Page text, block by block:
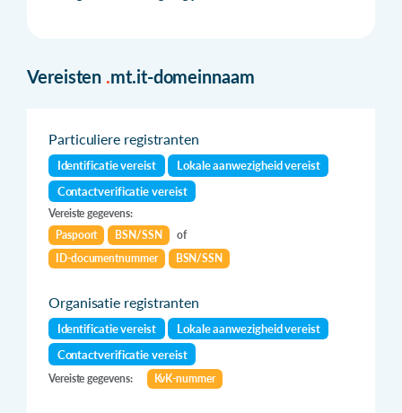
Vereisten .mt.it-domeinnaam
Particuliere registranten
Identificatie vereist
Lokale aanwezigheid vereist
Contactverificatie vereist
Vereiste gegevens:
Paspoort
BSN/SSN
of
ID-documentnummer
BSN/SSN
Organisatie registranten
Identificatie vereist
Lokale aanwezigheid vereist
Contactverificatie vereist
Vereiste gegevens: KvK-nummer